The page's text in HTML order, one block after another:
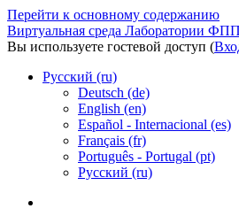
Перейти к основному содержанию
Виртуальная среда Лаборатории
Вы используете гостевой доступ (
Русский ‎(ru)‎
Deutsch ‎(de)‎
English ‎(en)‎
Español - Internacional ‎(es)‎
Français ‎(fr)‎
Português - Portugal ‎(pt)‎
Русский ‎(ru)‎